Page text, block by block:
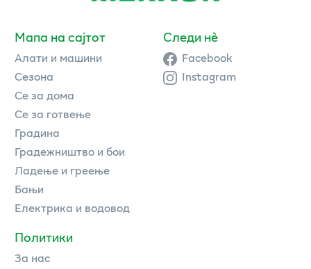
Мапа на сајтот
Алати и машини
Сезона
Се за дома
Се за готвење
Градина
Градежништво и бои
Ладење и греење
Бањи
Електрика и водовод
Политики
За нас
Следи нè
Facebook
Instagram